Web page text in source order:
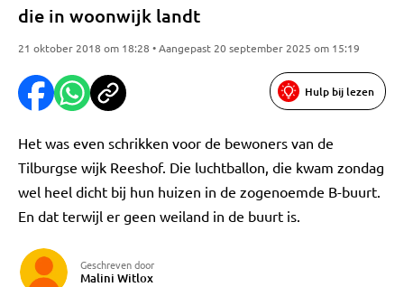
die in woonwijk landt
21 oktober 2018 om 18:28 • Aangepast 20 september 2025 om 15:19
Hulp bij lezen
Het was even schrikken voor de bewoners van de
Tilburgse wijk Reeshof. Die luchtballon, die kwam zondag
wel heel dicht bij hun huizen in de zogenoemde B-buurt.
En dat terwijl er geen weiland in de buurt is.
Geschreven door
Malini Witlox